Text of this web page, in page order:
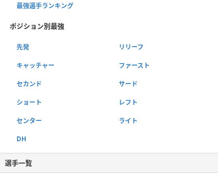
最強選手ランキング
ポジション別最強
先発 リリーフ
キャッチャー ファースト
セカンド サード
ショート レフト
センター ライト
DH
選手一覧